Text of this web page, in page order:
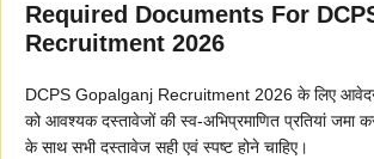
Required Documents For
Recruitment 2026
DCPS Gopalganj Recruitment 2026 के लिए
को आवश्यक दस्तावेजों की स्व-अभिप्रमाणित प्रतियां जमा
के साथ सभी दस्तावेज सही एवं स्पष्ट होने चाहिए।